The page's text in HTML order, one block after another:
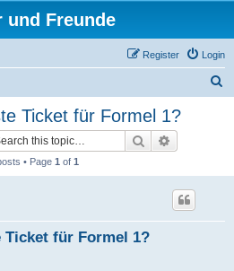
und Freunde
Login
Register
Ticket für Formel 1?
Search
• Page 1 of 1
Ticket für Formel 1?